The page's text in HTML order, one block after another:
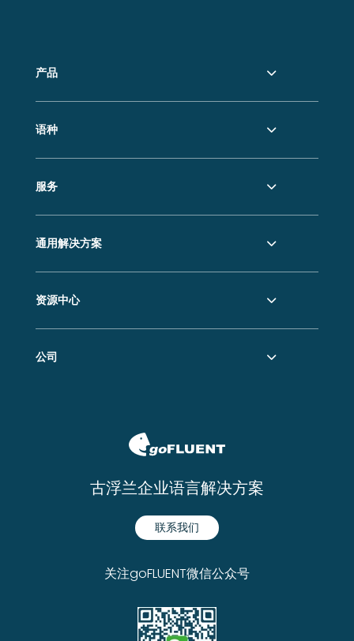
产品
语种
服务
通用解决方案
资源中心
公司
古浮兰企业语言解决方案
联系我们
关注goFLUENT微信公众号